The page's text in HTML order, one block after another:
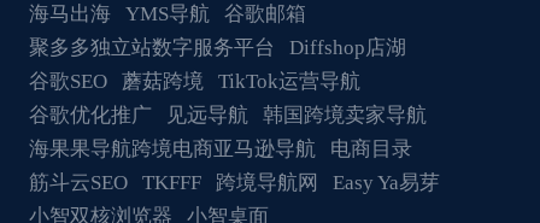
海马出海
YMS导航
谷歌邮箱
聚多多独立站数字服务平台
Diffshop店湖
谷歌SEO
蘑菇跨境
TikTok运营导航
谷歌优化推广
见远导航
韩国跨境卖家导航
海果果导航跨境电商亚马逊导航
电商目录
筋斗云SEO
TKFFF 跨境导航网
Easy Ya易芽
小智双核浏览器
小智桌面